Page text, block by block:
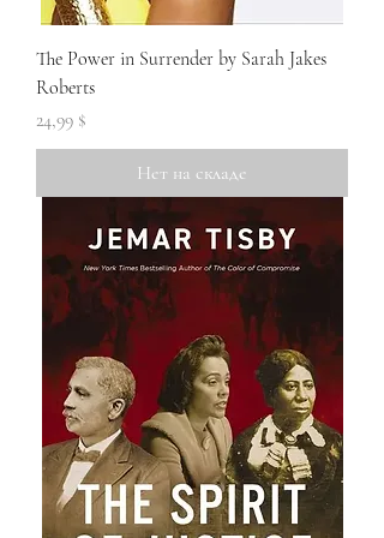
The Power in Surrender by Sarah Jakes
Roberts
Цена
24,99 $
Нет на складе